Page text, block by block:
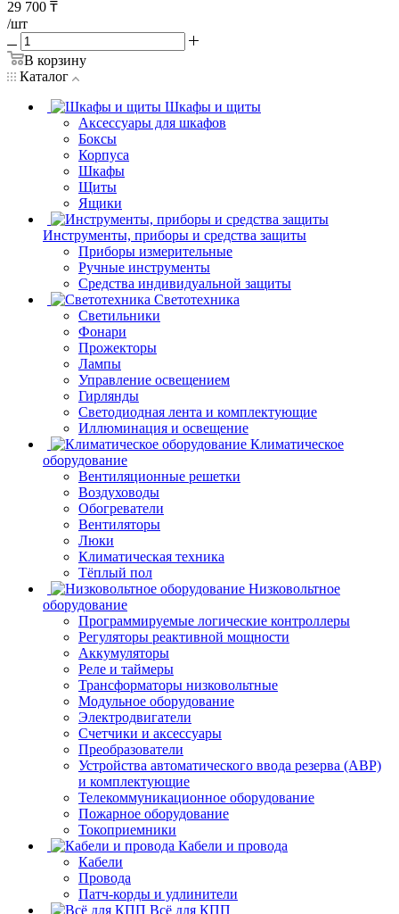
29 700 ₸
/шт
В корзину
Каталог
Шкафы и щиты
Аксессуары для шкафов
Боксы
Корпуса
Шкафы
Щиты
Ящики
Инструменты, приборы и средства защиты
Приборы измерительные
Ручные инструменты
Средства индивидуальной защиты
Светотехника
Светильники
Фонари
Прожекторы
Лампы
Управление освещением
Гирлянды
Светодиодная лента и комплектующие
Иллюминация и освещение
Климатическое
оборудование
Вентиляционные решетки
Воздуховоды
Обогреватели
Вентиляторы
Люки
Климатическая техника
Тёплый пол
Низковольтное
оборудование
Программируемые логические контроллеры
Регуляторы реактивной мощности
Аккумуляторы
Реле и таймеры
Трансформаторы низковольтные
Модульное оборудование
Электродвигатели
Счетчики и аксессуары
Преобразователи
Устройства автоматического ввода резерва (АВР)
и комплектующие
Телекоммуникационное оборудование
Пожарное оборудование
Токоприемники
Кабели и провода
Кабели
Провода
Патч-корды и удлинители
Всё для КПП